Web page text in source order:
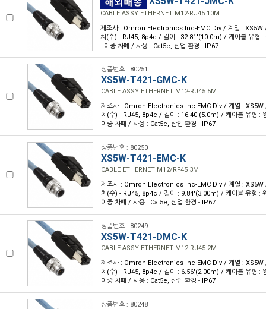
CABLE ASSY ETHERNET M12-RJ45 10M
제조사 : Omron Electronics Inc-EMC Div / 계열 : XS5W /
치(수) - RJ45, 8p4c / 길이 : 32.81'(10.0m) / 케이블 유형 :
: 이중 차폐 / 사용 : Cat5e, 산업 환경 - IP67
상품번호 : 80251
XS5W-T421-GMC-K
CABLE ASSY ETHERNET M12-RJ45 5M
제조사 : Omron Electronics Inc-EMC Div / 계열 : XS5W
치(수) - RJ45, 8p4c / 길이 : 16.40'(5.0m) / 케이블 유형 :
이중 차폐 / 사용 : Cat5e, 산업 환경 - IP67
상품번호 : 80250
XS5W-T421-EMC-K
CABLE ETHERNET M12/RF45 3M
제조사 : Omron Electronics Inc-EMC Div / 계열 : XS5W
치(수) - RJ45, 8p4c / 길이 : 9.84'(3.00m) / 케이블 유형 :
이중 차폐 / 사용 : Cat5e, 산업 환경 - IP67
상품번호 : 80249
XS5W-T421-DMC-K
CABLE ASSY ETHERNET M12-RJ45 2M
제조사 : Omron Electronics Inc-EMC Div / 계열 : XS5W
치(수) - RJ45, 8p4c / 길이 : 6.56'(2.00m) / 케이블 유형 :
이중 차폐 / 사용 : Cat5e, 산업 환경 - IP67
상품번호 : 80248